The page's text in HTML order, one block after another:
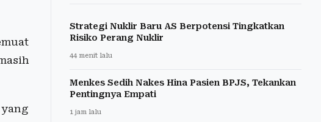
Strategi Nuklir Baru AS Berpotensi Tingkatkan
Risiko Perang Nuklir
44 menit lalu
Menkes Sedih Nakes Hina Pasien BPJS, Tekankan
Pentingnya Empati
1 jam lalu